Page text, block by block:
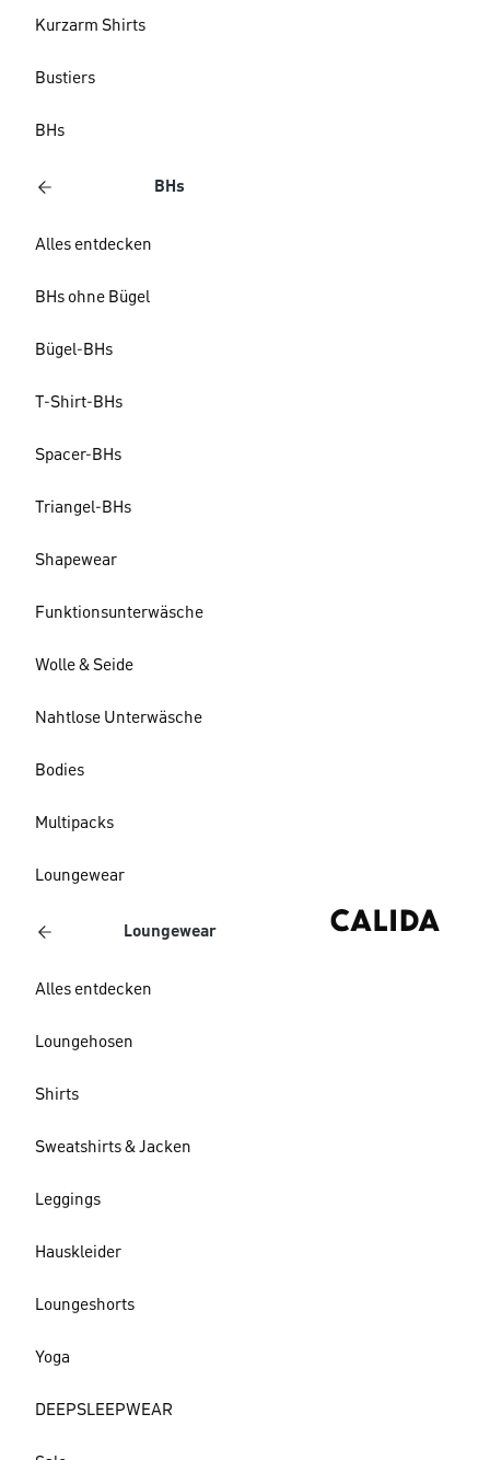
Kurzarm Shirts
Bustiers
BHs
BHs
Alles entdecken
BHs ohne Bügel
Bügel-BHs
T-Shirt-BHs
Spacer-BHs
Triangel-BHs
Shapewear
Funktionsunterwäsche
Wolle & Seide
Nahtlose Unterwäsche
Bodies
Multipacks
Loungewear
Loungewear
Alles entdecken
Loungehosen
Shirts
Sweatshirts & Jacken
Leggings
Hauskleider
Loungeshorts
Yoga
DEEPSLEEPWEAR